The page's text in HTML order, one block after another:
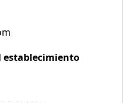
establecimiento